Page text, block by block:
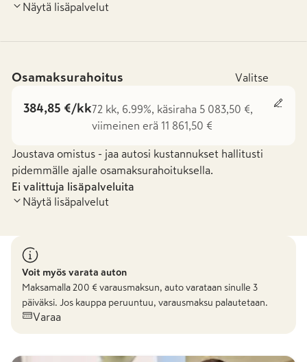
Näytä lisäpalvelut
Osamaksurahoitus Valitse
384,85 €/kk72 kk, 6.99%, käsiraha 5 083,50 €,
viimeinen erä 11 861,50 €
Joustava omistus - jaa autosi kustannukset hallitusti
pidemmälle ajalle osamaksurahoituksella.
Ei valittuja lisäpalveluita
Näytä lisäpalvelut
Voit myös varata auton
Maksamalla 200 € varausmaksun, auto varataan sinulle 3
päiväksi. Jos kauppa peruuntuu, varausmaksu palautetaan.
Varaa